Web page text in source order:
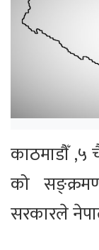
काठमाडौँ ,५
को
सरकारले